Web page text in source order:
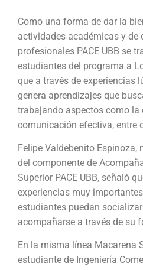
Como una forma de dar la
actividades académicas y de
profesionales PACE UBB se
estudiantes del programa a
que a través de experiencias
genera aprendizajes que
trabajando aspectos como la
comunicación efectiva, entre
Felipe Valdebenito Espinoza,
del componente de
Superior PACE UBB, señaló
experiencias muy
estudiantes puedan
acompañarse a través de su
En la misma línea Macarena
estudiante de Ingeniería